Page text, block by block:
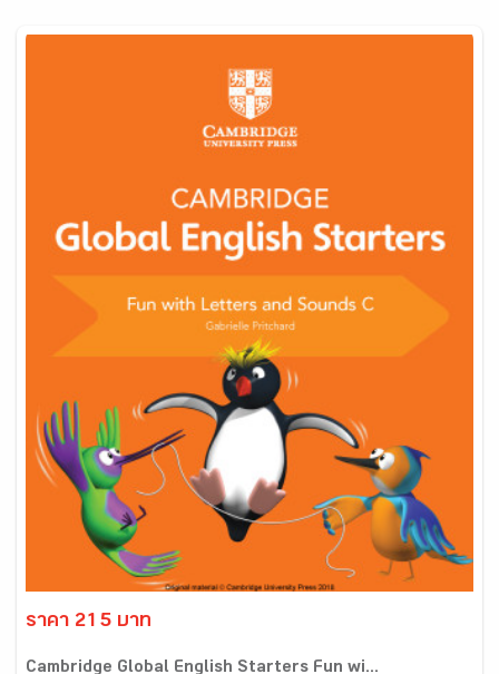
ราคา 215 บาท
Cambridge Global English Starters Fun wi...